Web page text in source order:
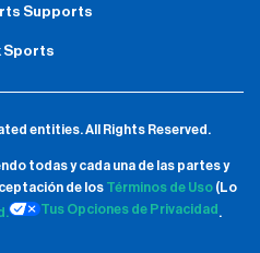
Supports
Sports
entities.All Rights Reserved.
todas y cada una de las partes y
de los Términos de Uso(Lo
Tus Opciones de Privacidad .